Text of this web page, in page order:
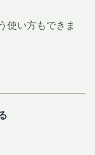
使い方もできま